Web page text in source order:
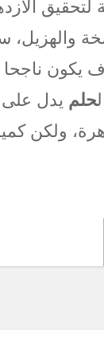
يكون
حلم يدل
ولكن